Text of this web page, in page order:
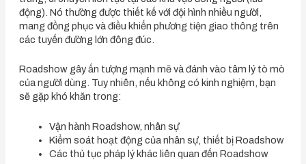
động). Nó thường được thiết kế với đội hình nhiều người,
mang đồng phục và điều khiển phương tiện giao thông trên
các tuyến đường lớn đông đúc.
Roadshow gây ấn tượng mạnh mẽ và đánh vào tâm lý tò mò
của người dùng. Tuy nhiên, nếu không có kinh nghiệm, bạn
sẽ gặp khó khăn trong:
Vận hành Roadshow, nhân sự
Kiểm soát hoạt động của nhân sự, thiết bị Roadshow
Các thủ tục pháp lý khác liên quan đến Roadshow